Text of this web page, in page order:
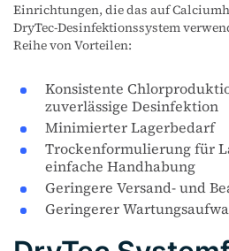
Einrichtungen, die das auf
DryTec-Desinfektionssystem
Reihe von Vorteilen:
Konsistente
zuverlässige Desinfektion
Minimierter Lagerbedarf
Trockenformulierung für
einfache Handhabung
Geringere Versand- und
Geringerer